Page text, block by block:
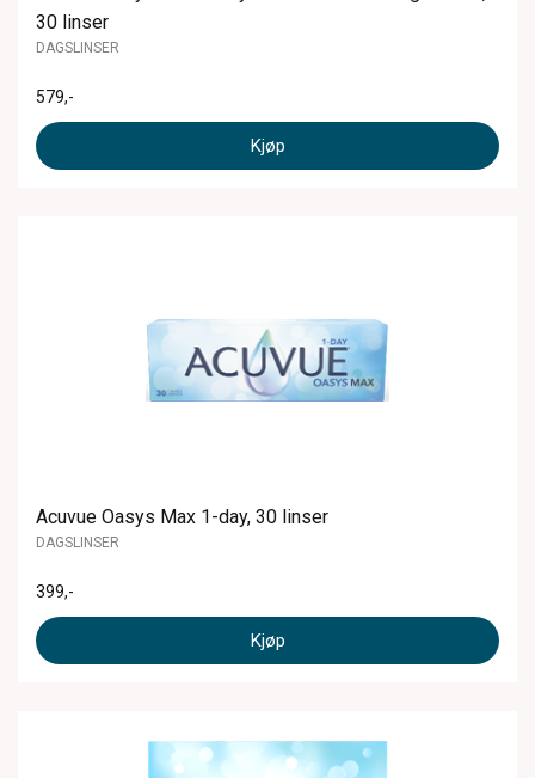
30 linser
DAGSLINSER
579,-
Kjøp
Acuvue Oasys Max 1-day, 30 linser
DAGSLINSER
399,-
Kjøp